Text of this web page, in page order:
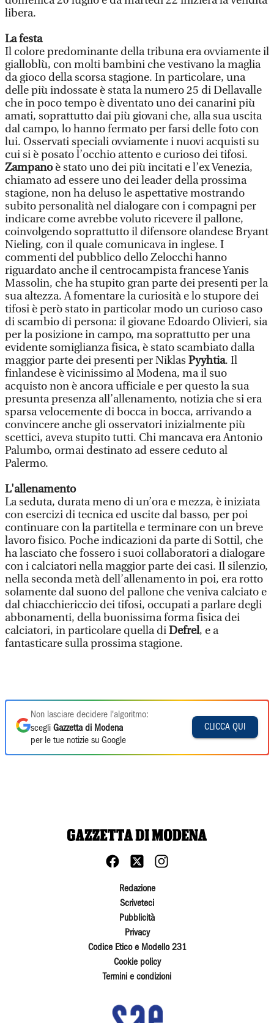
libera.
La festa
Il colore predominante della tribuna era ovviamente il
gialloblù, con molti bambini che vestivano la maglia
da gioco della scorsa stagione. In particolare, una
delle più indossate è stata la numero 25 di Dellavalle
che in poco tempo è diventato uno dei canarini più
amati, soprattutto dai più giovani che, alla sua uscita
dal campo, lo hanno fermato per farsi delle foto con
lui. Osservati speciali ovviamente i nuovi acquisti su
cui si è posato l’occhio attento e curioso dei tifosi.
Zampanoè stato uno dei più incitati e l’ex Venezia,
chiamato ad essere uno dei leader della prossima
stagione, non ha deluso le aspettative mostrando
subito personalità nel dialogare con i compagni per
indicare come avrebbe voluto ricevere il pallone,
coinvolgendo soprattutto il difensore olandese Bryant
Nieling, con il quale comunicava in inglese. I
commenti del pubblico dello Zelocchi hanno
riguardato anche il centrocampista francese Yanis
Massolin, che ha stupito gran parte dei presenti per la
sua altezza. A fomentare la curiosità e lo stupore dei
tifosi è però stato in particolar modo un curioso caso
di scambio di persona: il giovane Edoardo Olivieri, sia
per la posizione in campo, ma soprattutto per una
evidente somiglianza fisica, è stato scambiato dalla
maggior parte dei presenti per NiklasPyyhtia. Il
finlandese è vicinissimo al Modena, ma il suo
acquisto non è ancora ufficiale e per questo la sua
presunta presenza all’allenamento, notizia che si era
sparsa velocemente di bocca in bocca, arrivando a
convincere anche gli osservatori inizialmente più
scettici, aveva stupito tutti. Chi mancava era Antonio
Palumbo, ormai destinato ad essere ceduto al
Palermo.
L'allenamento
La seduta, durata meno di un’ora e mezza, è iniziata
con esercizi di tecnica ed uscite dal basso, per poi
continuare con la partitella e terminare con un breve
lavoro fisico. Poche indicazioni da parte di Sottil, che
ha lasciato che fossero i suoi collaboratori a dialogare
con i calciatori nella maggior parte dei casi. Il silenzio,
nella seconda metà dell’allenamento in poi, era rotto
solamente dal suono del pallone che veniva calciato e
dal chiacchiericcio dei tifosi, occupati a parlare degli
abbonamenti, della buonissima forma fisica dei
calciatori, in particolare quella diDefrel, e a
fantasticare sulla prossima stagione.
Non lasciare decidere l'algoritmo:
scegli Gazzetta di Modena
per le tue notizie su Google
CLICCA QUI
Redazione
Scriveteci
Pubblicità
Privacy
Codice Etico e Modello 231
Cookie policy
Termini e condizioni